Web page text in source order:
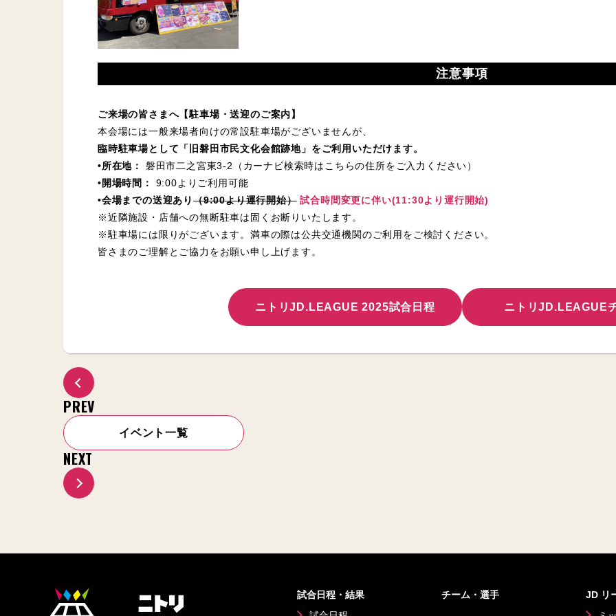
注意事項
ご来場の皆さまへ【駐車場・送迎のご案内】
本会場には一般来場者向けの常設駐車場がございませんが、
臨時駐車場として「旧磐田市民文化会館跡地」をご利用いただけます。
•所在地： 磐田市二之宮東3-2（カーナビ検索時はこちらの住所をご入力ください）
•開場時間： 9:00よりご利用可能
•会場までの送迎あり （9:00より運行開始） 試合時間変更に伴い(11:30より運行開始)
※近隣施設・店舗への無断駐車は固くお断りいたします。
※駐車場には限りがございます。満車の際は公共交通機関のご利用をご検討ください。
皆さまのご理解とご協力をお願い申し上げます。
ニトリJD.LEAGUE 2025試合日程 ニトリJD.LEAGUE
PREV
イベント一覧
NEXT
試合日程・結果
チーム・選手
JD リ